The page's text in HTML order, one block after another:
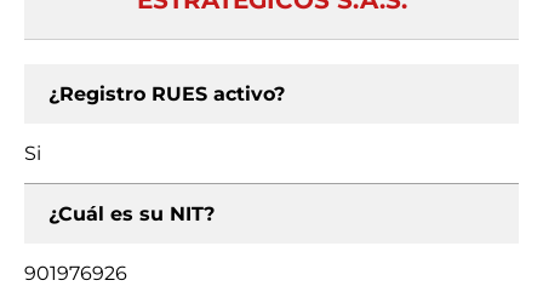
¿Registro RUES activo?
Si
¿Cuál es su NIT?
901976926